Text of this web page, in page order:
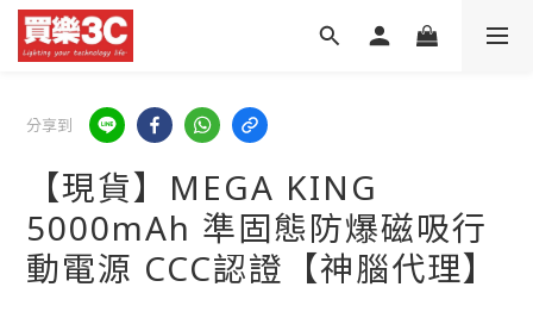
分享到
【現貨】MEGA KING
5000mAh 準固態防爆磁吸行
動電源 CCC認證【神腦代理】